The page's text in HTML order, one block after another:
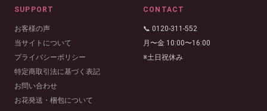
SUPPORT
お客様の声
当サイトについて
プライバシーポリシー
特定商取引法に基づく表記
お問い合わせ
お花発送・梱包について
CONTACT
📞 0120-311-552
月〜金 10:00〜16:00
※土日祝休み